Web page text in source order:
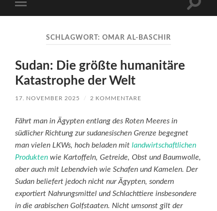
Mobile-
Menü
SCHLAGWORT: OMAR AL-BASCHIR
Sudan: Die größte humanitäre
Katastrophe der Welt
17. NOVEMBER 2025 / 2 KOMMENTARE
Fährt man in Ägypten entlang des Roten Meeres in
südlicher Richtung zur sudanesischen Grenze begegnet
man vielen LKWs, hoch beladen mitlandwirtschaftlichen
Produkten wie Kartoffeln, Getreide, Obst und Baumwolle,
aber auch mit Lebendvieh wie Schafen und Kamelen. Der
Sudan beliefert jedoch nicht nur Ägypten, sondern
exportiert Nahrungsmittel und Schlachttiere insbesondere
in die arabischen Golfstaaten. Nicht umsonst gilt der